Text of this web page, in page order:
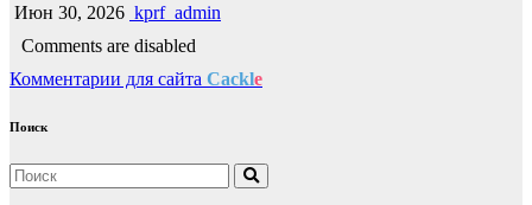
Июн 30, 2026 kprf_admin
Comments are disabled
Комментарии для сайта Cackle
Поиск